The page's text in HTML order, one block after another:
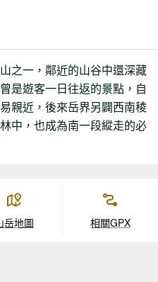
之一，鄰近的山谷中還深藏
是遊客一日往返的景點，自
親近，後來岳界另闢西南稜
中，也成為南一段縱走的必
岳地圖 相關GPX